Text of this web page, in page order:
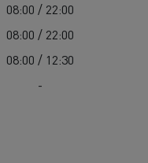
08:00 / 22:00
08:00 / 22:00
08:00 / 12:30
-